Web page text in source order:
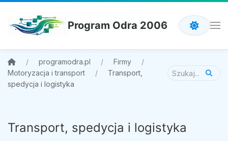
Program Odra 2006
programodra.pl
Firmy
Motoryzacja i transport
Transport,
spedycja i logistyka
Transport, spedycja i logistyka